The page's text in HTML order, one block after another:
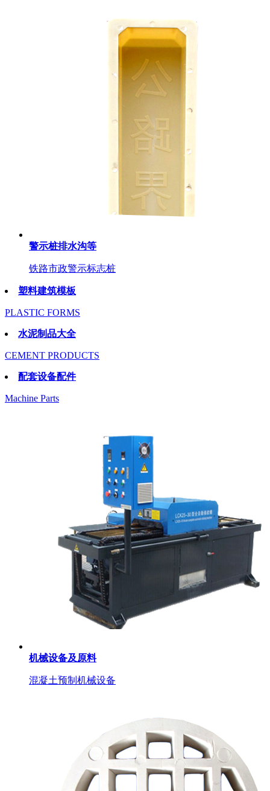
警示桩排水沟等
铁路市政警示标志桩
塑料建筑模板
PLASTIC FORMS
水泥制品大全
CEMENT PRODUCTS
配套设备配件
Machine Parts
机械设备及原料
混凝土预制机械设备